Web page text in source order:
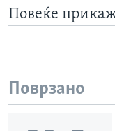
Повеќе
Поврзано